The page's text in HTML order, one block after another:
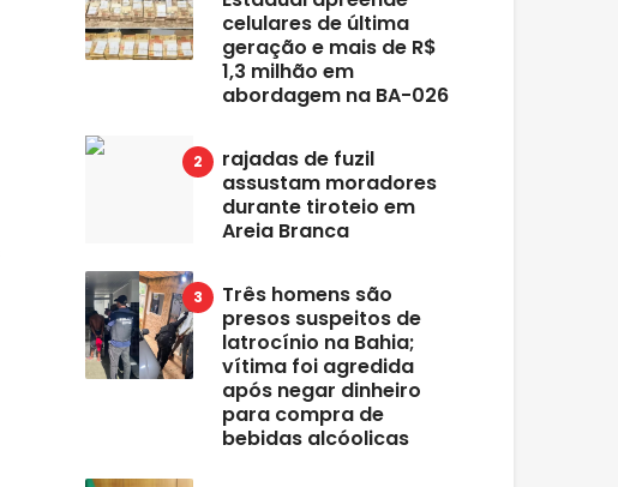
celulares de última
geração e mais de R$
1,3 milhão em
abordagem na BA-026
rajadas de fuzil
assustam moradores
durante tiroteio em
Areia Branca
Três homens são
presos suspeitos de
latrocínio na Bahia;
vítima foi agredida
após negar dinheiro
para compra de
bebidas alcóolicas